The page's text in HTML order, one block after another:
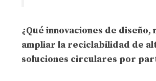
¿Qué innovaciones de
ampliar la reciclabilidad de
soluciones circulares por